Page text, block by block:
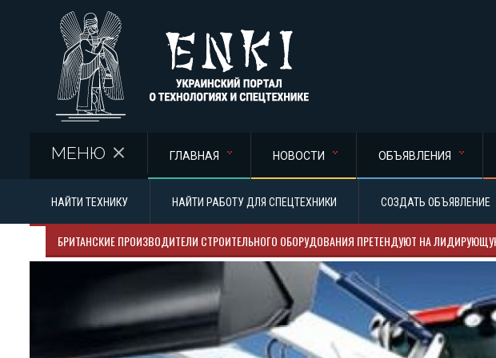
МЕНЮ ГЛАВНАЯ НОВОСТИ ОБЪЯВЛЕНИЯ
НАЙТИ ТЕХНИКУ НАЙТИ РАБОТУ ДЛЯ СПЕЦТЕХНИКИ СОЗДАТЬ ОБЪЯВЛЕНИЕ
БРИТАНСКИЕ ПРОИЗВОДИТЕЛИ СТРОИТЕЛЬНОГО ОБОРУДОВАНИЯ ПРЕТЕНДУЮТ НА